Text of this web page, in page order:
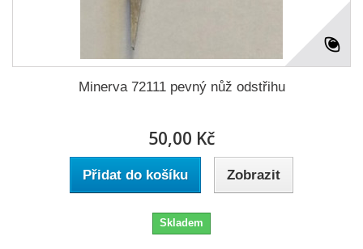
Minerva 72111 pevný nůž odstřihu
50,00 Kč
Přidat do košíku Zobrazit
Skladem